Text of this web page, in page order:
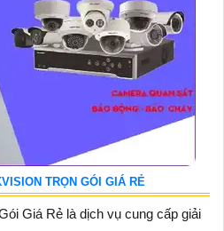
TRỌN GÓI GIÁ RẺ
Giá Rẻ là dịch vụ cung cấp giải